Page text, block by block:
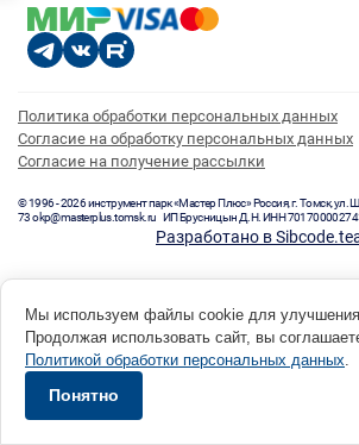
Политика обработки персональных данных
Согласие на обработку персональных данных
Согласие на получение рассылки
© 1996 - 2026 инструмент парк «Мастер Плюс» Россия, г. Томск, ул.
73 okp@masterplus.tomsk.ru ИП Брусницын Д.Н. ИНН
Разработано в
Мы используем файлы cookie для улучшения
Продолжая использовать сайт, вы
Политикой обработки персональных данных.
Понятно